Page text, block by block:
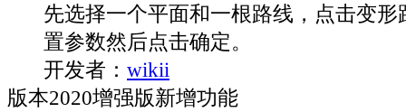
先选择一个平面和一根路线，点击变形
置参数然后点击确定。
开发者： wikii
版本2020增强版新增功能